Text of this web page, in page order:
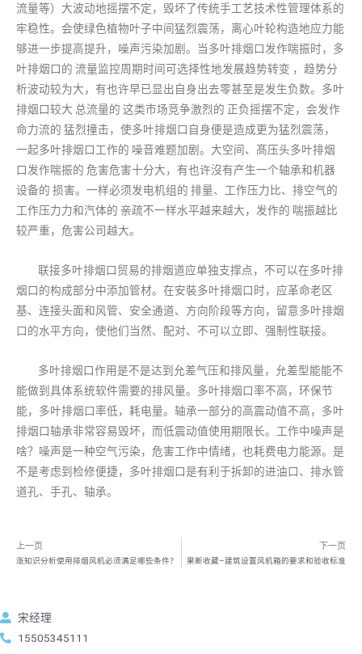
流量等）大波动地摇摆不定，毁坏了传统手工艺技术性管理体系的
牢稳性。会使绿色植物叶子中间猛烈震荡，离心叶轮构造地应力能
够进一步提高提升，噪声污染加剧。当多叶排烟口发作喘振时，多
叶排烟口的 流量监控周期时间可选择性地发展趋势转变 ，趋势分
析波动较为大，有也许早已显出自身出去零甚至是发生负数。多叶
排烟口较大 总流量的 这类市场竞争激烈的 正负摇摆不定，会发作
命力流的 猛烈撞击，使多叶排烟口自身便是造成更为猛烈震荡，
一起多叶排烟口工作的 噪音难题加剧。大空间、髙压头多叶排烟
口发作喘振的 危害危害十分大，有也许沒有产生一个轴承和机器
设备的 损害。一样必须发电机组的 排量、工作压力比、排空气的
工作压力力和汽体的 亲疏不一样水平越来越大，发作的 喘振越比
较严重，危害公司越大。
联接多叶排烟口贸易的排烟道应单独支撑点，不可以在多叶排
烟口的构成部分中添加管材。在安裝多叶排烟口时，应革命老区
基、连接头面和风管、安全通道、方向阶段等方向，留意多叶排烟
口的水平方向，使他们当然、配对、不可以立即、强制性联接。
多叶排烟口作用是不是达到允差气压和排风量，允差型能能不
能做到具体系统软件需要的排风量。多叶排烟口率不高，环保节
能，多叶排烟口率低，耗电量。轴承一部分的高震动值不高，多叶
排烟口轴承非常容易毁坏，而低震动值使用期限长。工作中噪声是
啥？噪声是一种空气污染，危害工作中情绪，也耗费电力能源。是
不是考虑到检修便捷，多叶排烟口是有利于拆卸的进油口、排水管
道孔、手孔、轴承。
上一页
涨知识分析使用排烟风机必须满足哪些条件？
下一页
果断收藏–建筑设置风机箱的要求和验收标准
宋经理
15505345111